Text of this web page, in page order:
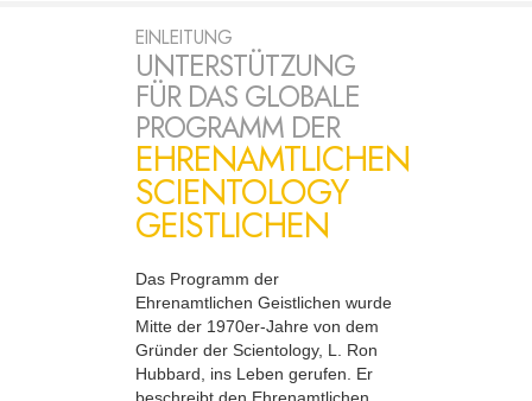
EINLEITUNG
UNTERSTÜTZUNG
FÜR DAS GLOBALE
PROGRAMM DER
EHRENAMTLICHEN
SCIENTOLOGY
GEISTLICHEN
Das Programm der
Ehrenamtlichen Geistlichen wurde
Mitte der 1970er-Jahre von dem
Gründer der Scientology, L. Ron
Hubbard, ins Leben gerufen. Er